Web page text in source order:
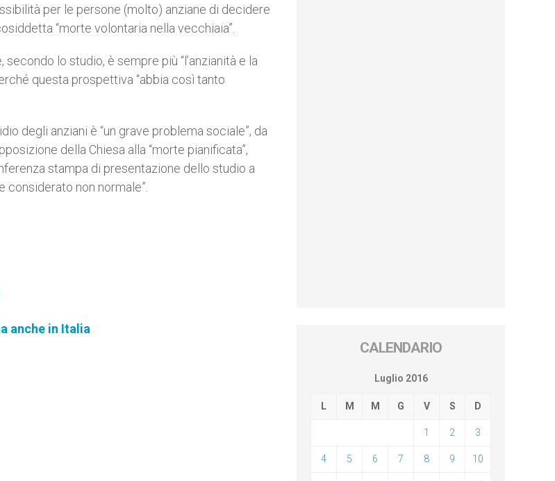
per le persone (molto) anziane di decidere
“morte volontaria nella vecchiaia”.
lo studio, è sempre più “l’anzianità e la
questa prospettiva “abbia così tanto
degli anziani è “un grave problema sociale”, da
della Chiesa alla “morte pianificata”,
stampa di presentazione dello studio a
considerato non normale”.
anche in Italia
CALENDARIO
Luglio 2016
L M M G V S D
1 2 3
4 5 6 7 8 9 10